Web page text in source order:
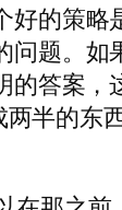
的策略
问题。
的答案
两半的